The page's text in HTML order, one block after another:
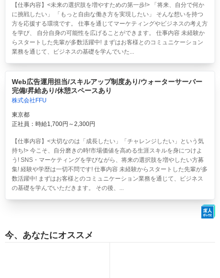
【仕事内容】<未来の選択肢を増やすための第一歩!> 「将来、自分で何か
に挑戦したい」 「もっと自由な働き方を実現したい」 そんな想いを持つ
方を応援する環境です。 仕事を通じてマーケティングやビジネスの考え方
を学び、 自分自身の可能性を広げることができます。 仕事内容 未経験か
らスタートした先輩が多数活躍中! まずはお客様とのコミュニケーション
業務を通じて、ビジネスの基礎を学んでいた...
Web広告運用担当/スキルアップ制度あり/ウォーターサーバー
完備/昇給あり/休憩スペースあり
株式会社FFU
東京都
正社員：時給1,700円～2,300円
【仕事内容】<大切なのは「成長したい」「チャレンジしたい」という気
持ち!> 今こそ、自分磨きの時!市場価値を高める生涯スキルを身につけよ
う! SNS・マーケティングを学びながら、将来の選択肢を増やしたい方募
集! 経験や学歴は一切不問です! 仕事内容 未経験からスタートした先輩が多
数活躍中! まずはお客様とのコミュニケーション業務を通じて、ビジネス
の基礎を学んでいただきます。 その後、...
今、あなたにオススメ